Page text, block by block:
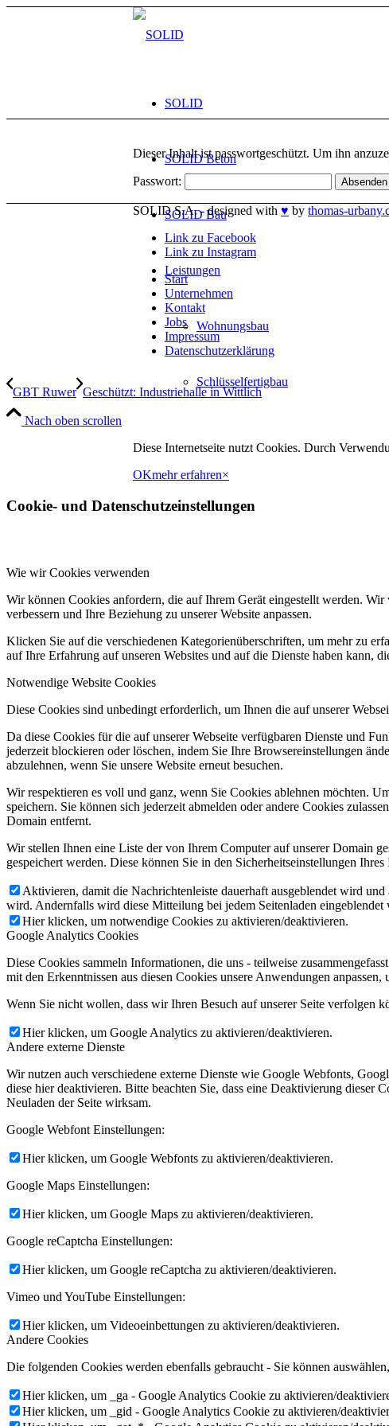
SOLID
SOLID Beton
SOLID Bau
Leistungen
Wohnungsbau
Schlüsselfertigbau
Öffentliche Projekte
Beton und Recycling
Immobilien
Jobs
Dieser Inhalt ist passwortgeschützt. Um ihn
Passwort:
SOLID S.A. - designed with ♥ by thomas-
Link zu Facebook
Link zu Instagram
Start
Unternehmen
Kontakt
Jobs
Impressum
Datenschutzerklärung
GBT Ruwer Geschützt: Industriehalle in Wittlich
Nach oben scrollen
Diese Internetseite nutzt Cookies. Durch
OKmehr erfahren×
Cookie- und Datenschutzeinstellungen
Wie wir Cookies verwenden
Wir können Cookies anfordern, die auf Ihrem Gerät eingestellt werden.
verbessern und Ihre Beziehung zu unserer Website anpassen.
Klicken Sie auf die verschiedenen Kategorienüberschriften, um mehr zu
auf Ihre Erfahrung auf unseren Websites und auf die Dienste haben kann,
Notwendige Website Cookies
Diese Cookies sind unbedingt erforderlich, um Ihnen die auf unserer
Da diese Cookies für die auf unserer Webseite verfügbaren Dienste und
jederzeit blockieren oder löschen, indem Sie Ihre Browsereinstellungen
abzulehnen, wenn Sie unsere Website erneut besuchen.
Wir respektieren es voll und ganz, wenn Sie Cookies ablehnen möchten.
speichern. Sie können sich jederzeit abmelden oder andere Cookies
Domain entfernt.
Wir stellen Ihnen eine Liste der von Ihrem Computer auf unserer Domain
gespeichert werden. Diese können Sie in den Sicherheitseinstellungen Ihres
Aktivieren, damit die Nachrichtenleiste dauerhaft ausgeblendet wird
wird. Andernfalls wird diese Mitteilung bei jedem Seitenladen eingeblendet
Hier klicken, um notwendige Cookies zu aktivieren/deaktivieren.
Google Analytics Cookies
Diese Cookies sammeln Informationen, die uns - teilweise
mit den Erkenntnissen aus diesen Cookies unsere Anwendungen
Wenn Sie nicht wollen, dass wir Ihren Besuch auf unserer Seite verfolgen
Hier klicken, um Google Analytics zu aktivieren/deaktivieren.
Andere externe Dienste
Wir nutzen auch verschiedene externe Dienste wie Google Webfonts,
diese hier deaktivieren. Bitte beachten Sie, dass eine Deaktivierung dieser
Neuladen der Seite wirksam.
Google Webfont Einstellungen:
Hier klicken, um Google Webfonts zu aktivieren/deaktivieren.
Google Maps Einstellungen:
Hier klicken, um Google Maps zu aktivieren/deaktivieren.
Google reCaptcha Einstellungen:
Hier klicken, um Google reCaptcha zu aktivieren/deaktivieren.
Vimeo und YouTube Einstellungen:
Hier klicken, um Videoeinbettungen zu aktivieren/deaktivieren.
Andere Cookies
Die folgenden Cookies werden ebenfalls gebraucht - Sie können
Hier klicken, um _ga - Google Analytics Cookie zu aktivieren/
Hier klicken, um _gid - Google Analytics Cookie zu aktivieren/